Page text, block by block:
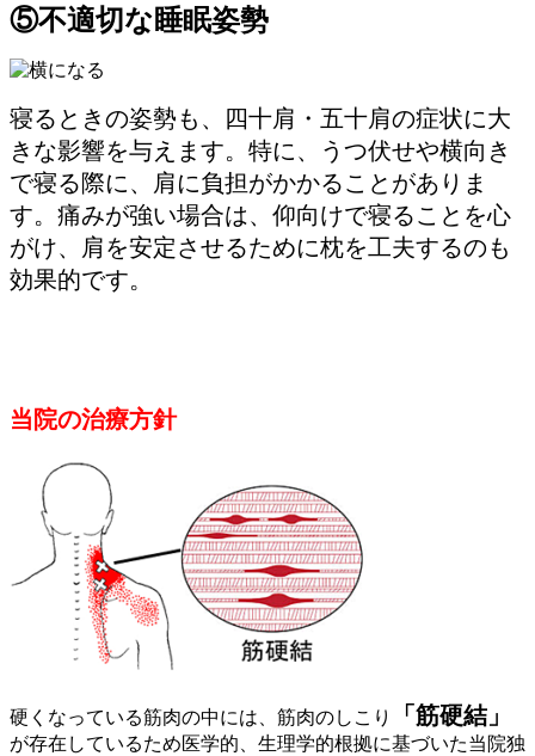
⑤不適切な睡眠姿勢
寝るときの姿勢も、四十肩・五十肩の症状に大
きな影響を与えます。特に、うつ伏せや横向き
で寝る際に、肩に負担がかかることがありま
す。痛みが強い場合は、仰向けで寝ることを心
がけ、肩を安定させるために枕を工夫するのも
効果的です。
当院の治療方針
硬くなっている筋肉の中には、筋肉のしこり 「筋硬結」
が存在しているため医学的、生理学的根拠に基づいた当院独